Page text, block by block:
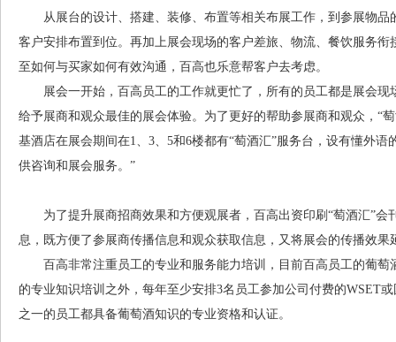
从展台的设计、搭建、装修、布置等相关布展工作，到参展物品
客户安排布置到位。再加上展会现场的客户差旅、物流、餐饮服务
至如何与买家如何有效沟通，百高也乐意帮客户去考虑。
展会一开始，百高员工的工作就更忙了，所有的员工都是展会现
给予展商和观众最佳的展会体验。为了更好的帮助参展商和观众，“
基酒店在展会期间在1、3、5和6楼都有“萄酒汇”服务台，设有懂外
供咨询和展会服务。”
为了提升展商招商效果和方便观展者，百高出资印刷“萄酒汇”会
息，既方便了参展商传播信息和观众获取信息，又将展会的传播效果
百高非常注重员工的专业和服务能力培训，目前百高员工的葡萄
的专业知识培训之外，每年至少安排3名员工参加公司付费的WSET
之一的员工都具备葡萄酒知识的专业资格和认证。